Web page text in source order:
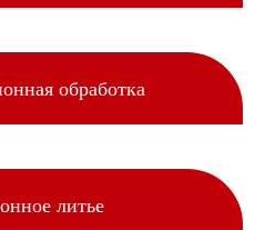
обработка
литье